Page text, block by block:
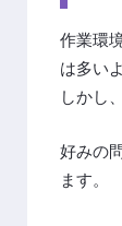
作業環
は多い
しかし
好みの
ます。